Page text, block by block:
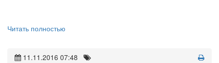
Читать полностью
11.11.2016 07:48